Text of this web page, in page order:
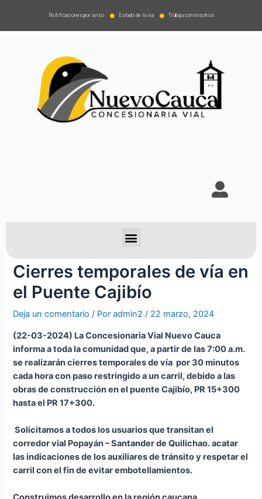
Notificaciones por aviso Estado de la via Trabaja con nosotros
Cierres temporales de vía en
el Puente Cajibío
Deja un comentario / Poradmin2 / 22 marzo, 2024
(22-03-2024) La Concesionaria Vial Nuevo Cauca
informa a toda la comunidad que, a partir de las 7:00 a.m.
se realizarán cierres temporales de vía por 30 minutos
cada hora con paso restringido a un carril, debido a las
obras de construcción en el puente Cajibío, PR 15+300
hasta el PR 17+300.
Solicitamos a todos los usuarios que transitan el
corredor vial Popayán – Santander de Quilichao. acatar
las indicaciones de los auxiliares de tránsito y respetar el
carril con el fin de evitar embotellamientos.